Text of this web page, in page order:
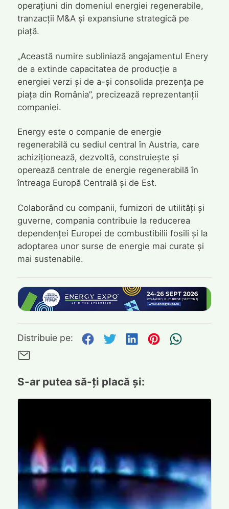
operațiuni din domeniul energiei regenerabile,
tranzacții M&A și expansiune strategică pe
piață.
„Această numire subliniază angajamentul Enery
de a extinde capacitatea de producție a
energiei verzi și de a-și consolida prezența pe
piața din România”, precizează reprezentanții
companiei.
Energy este o companie de energie
regenerabilă cu sediul central în Austria, care
achiziționează, dezvoltă, construiește și
operează centrale de energie regenerabilă în
întreaga Europă Centrală și de Est.
Colaborând cu companii, furnizori de utilități și
guverne, compania contribuie la reducerea
dependenței Europei de combustibilii fosili și la
adoptarea unor surse de energie mai curate și
mai sustenabile.
Distribuie pe: Distribuie pe Facebook
Distribuie pe
Distribuie pe
Distribuie
S-ar putea să-ți placă și: